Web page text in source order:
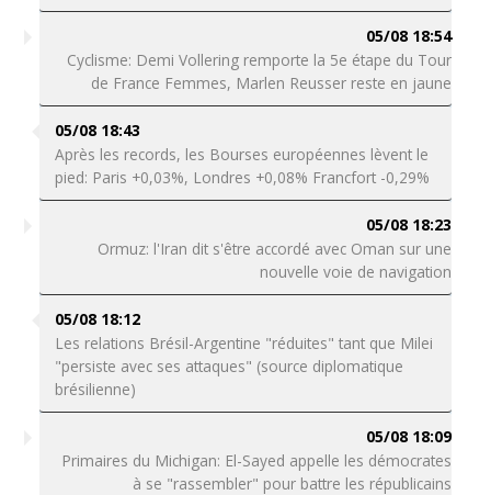
05/08 18:54
Cyclisme: Demi Vollering remporte la 5e étape du Tour
de France Femmes, Marlen Reusser reste en jaune
05/08 18:43
Après les records, les Bourses européennes lèvent le
pied: Paris +0,03%, Londres +0,08% Francfort -0,29%
05/08 18:23
Ormuz: l'Iran dit s'être accordé avec Oman sur une
nouvelle voie de navigation
05/08 18:12
Les relations Brésil-Argentine "réduites" tant que Milei
"persiste avec ses attaques" (source diplomatique
brésilienne)
05/08 18:09
Primaires du Michigan: El-Sayed appelle les démocrates
à se "rassembler" pour battre les républicains